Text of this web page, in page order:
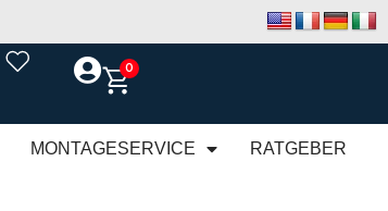
0
MONTAGESERVICE RATGEBER